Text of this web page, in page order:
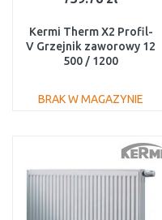
Kermi Therm X2 Profil-
V Grzejnik zaworowy 12
500 / 1200
BRAK W MAGAZYNIE
Do porównania